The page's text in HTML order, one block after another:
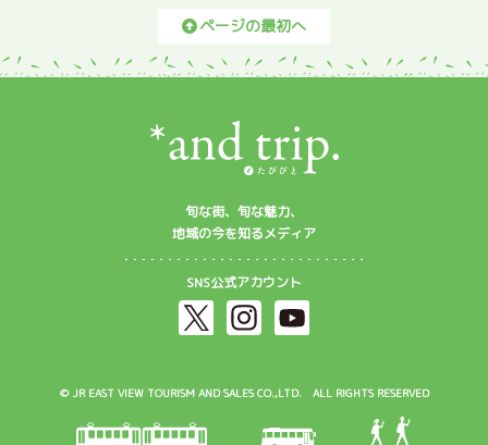
ページの最初へ
旬な街、旬な魅力、
地域の今を知るメディア
SNS公式アカウント
© JR EAST VIEW TOURISM AND SALES CO.,LTD. ALL RIGHTS RESERVED